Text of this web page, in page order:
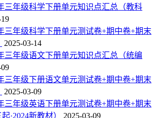
三年级科学下册单元知识点汇总（教科
三年级科学下册单元测试卷+期中卷+期末
2025-03-14
三年级语文下册单元知识点汇总（统编
三年级下册语文单元测试卷+期中卷+期末
2025-03-09
三年级英语下册单元测试卷+期中卷+期末
·2024新教材）
2025-03-09